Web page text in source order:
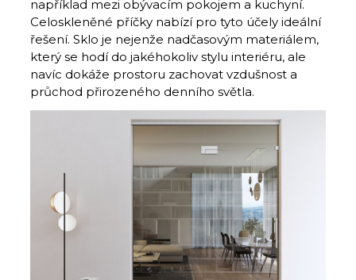
například mezi obývacím pokojem a kuchyní.
Celoskleněné příčky nabízí pro tyto účely ideální
řešení. Sklo je nejenže nadčasovým materiálem,
který se hodí do jakéhokoliv stylu interiéru, ale
navíc dokáže prostoru zachovat vzdušnost a
průchod přirozeného denního světla.